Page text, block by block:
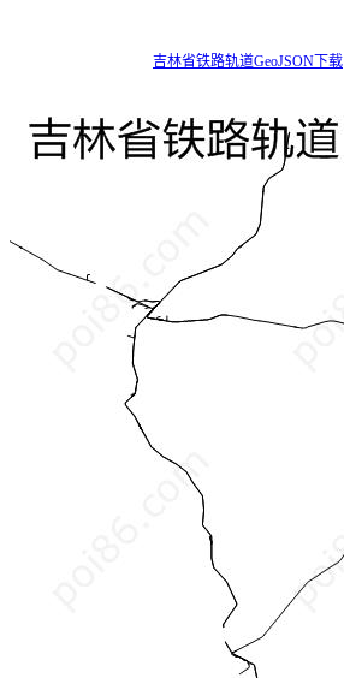
吉林省铁路轨道GeoJSON下载